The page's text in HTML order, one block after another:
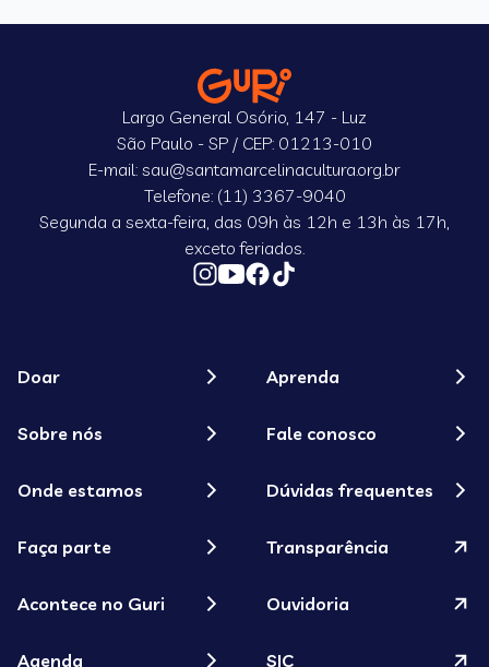
Largo General Osório, 147 - Luz
São Paulo - SP / CEP: 01213-010
E-mail: sau@santamarcelinacultura.org.br
Telefone: (11) 3367-9040
Segunda a sexta-feira, das 09h às 12h e 13h às 17h,
exceto feriados.
Doar
Sobre nós
Onde estamos
Faça parte
Acontece no Guri
Agenda
Aprenda
Fale conosco
Dúvidas frequentes
Transparência
Ouvidoria
SIC